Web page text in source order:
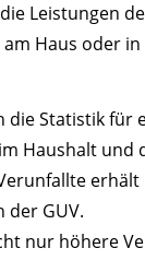
Leistungen
Haus oder
Statistik für
Haushalt
der GUV.
nur höhere